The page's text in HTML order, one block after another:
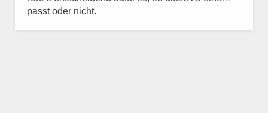
passt oder nicht.